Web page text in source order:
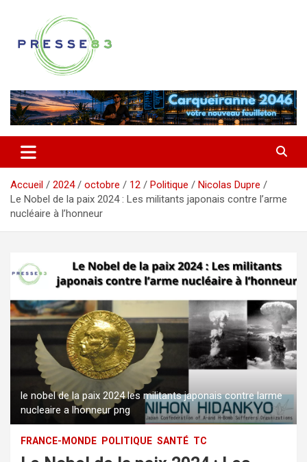
contenu
Presse 83
Accueil 2024 octobre 12 Politique
Nicolas Dupre
Le Nobel de la paix 2024 : Les militants japonais contre l’arme
nucléaire à l’honneur
le nobel de la paix 2024 les militants japonais contre larme
nucleaire a lhonneur png
FRANCE-MONDE POLITIQUE SANTÉ TC